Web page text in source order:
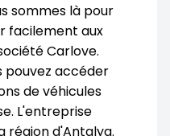
sommes là pour
facilement aux
Carlove.
pouvez accéder
de véhicules
L'entreprise
région d'Antalya.